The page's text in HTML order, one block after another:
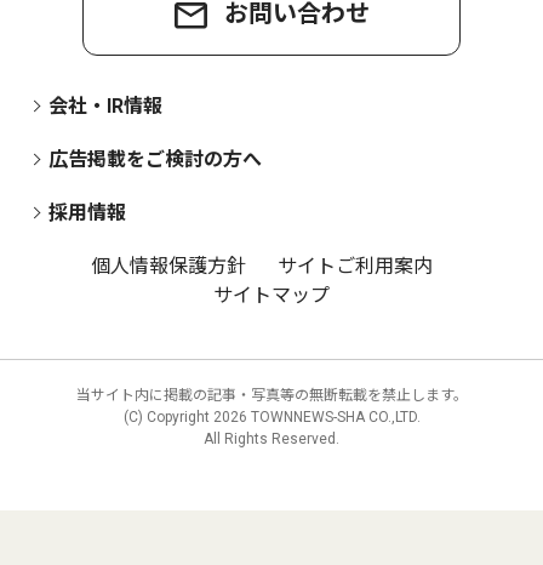
お問い合わせ
会社・IR情報
広告掲載をご検討の方へ
採用情報
個人情報保護方針
サイトご利用案内
サイトマップ
当サイト内に掲載の記事・写真等の無断転載を禁止します。
(C) Copyright 2026 TOWNNEWS-SHA CO.,LTD.
All Rights Reserved.